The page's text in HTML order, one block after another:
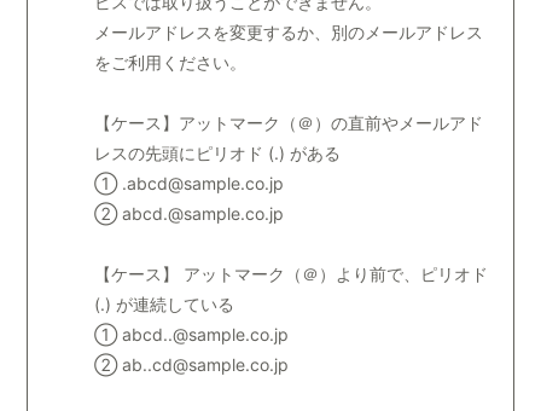
メールアドレスを変更するか、別のメールアドレス
をご利用ください。
【ケース】アットマーク（＠）の直前やメールアド
レスの先頭にピリオド (.) がある
① .abcd@sample.co.jp
② abcd.@sample.co.jp
【ケース】 アットマーク（＠）より前で、ピリオド
(.) が連続している
① abcd..@sample.co.jp
② ab..cd@sample.co.jp